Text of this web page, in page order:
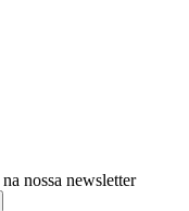
nossa newsletter